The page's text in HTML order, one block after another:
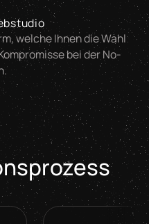
welche Ihnen die Wahl
bei der No-